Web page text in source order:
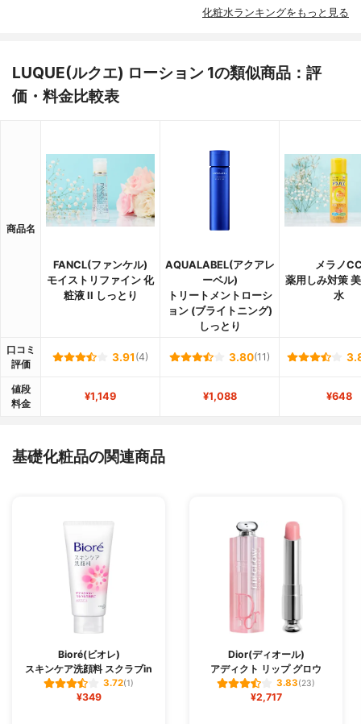
化粧水ランキングをもっと見る
LUQUE(ルクエ) ローション 1の類似商品：評
価・料金比較表
商品名
FANCL(ファンケル)
モイストリファイン 化
粧液 II しっとり
AQUALABEL(アクアレ
ーベル)
トリートメントローシ
ョン (ブライトニング)
しっとり
メラノ
薬用しみ対策
水
口コミ
評価
3.91 (4) 3.80(11)
値段
料金
¥1,149 ¥1,088 ¥648
基礎化粧品の関連商品
Bioré(ビオレ)
スキンケア洗顔料 スクラブin
3.72(1)
¥349
Dior(ディオール)
アディクト リップ グロウ
3.83(23)
¥2,717